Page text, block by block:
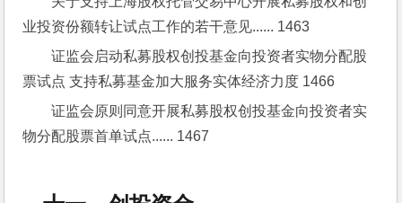
业投资份额转让试点工作的若干意见...... 1463
证监会启动私募股权创投基金向投资者实物分配股
票试点 支持私募基金加大服务实体经济力度 1466
证监会原则同意开展私募股权创投基金向投资者实
物分配股票首单试点...... 1467